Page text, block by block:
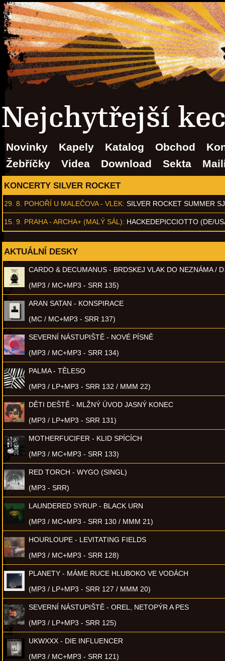
Nejchytřejší
Novinky Kapely Katalog Obchod
Žebříčky
Videa Download Sekta
KONCERTY SILVER ROCKET
29. 8. POHOŘÍ U MALEČOVA - VLEK: SILVER ROCKET SUMMER
15. 9. PRAHA - ARCHA+ (MALÝ SÁL): HACKEDEPICCIOTTO (DE/
AKTUÁLNÍ DESKY
CARDO & DECUMANUS - BRDSKEJ VLAK DO NEZNÁMA /
(MP3 / MC+MP3 - SRR 135)
ARAN SATAN - KONSPIRACE
(MC / MC+MP3 - SRR 137)
SEVERNÍ NÁSTUPIŠTĚ - NOVÉ PÍSNĚ
(MP3 / MC+MP3 - SRR 134)
PALMA - TĚLESO
(MP3 / LP+MP3 - SRR 132 / MMM 22)
DĚTI DEŠTĚ - MLŽNÝ ÚVOD JASNÝ KONEC
(MP3 / LP+MP3 - SRR 131)
MOTHERFUCIFER - KLID SPÍCÍCH
(MP3 / MC+MP3 - SRR 133)
RED TORCH - WYGO (SINGL)
(MP3 - SRR)
LAUNDERED SYRUP - BLACK URN
(MP3 / MC+MP3 - SRR 130 / MMM 21)
HOURLOUPE - LEVITATING FIELDS
(MP3 / MC+MP3 - SRR 128)
PLANETY - MÁME RUCE HLUBOKO VE VODÁCH
(MP3 / LP+MP3 - SRR 127 / MMM 20)
SEVERNÍ NÁSTUPIŠTĚ - OREL, NETOPÝR A PES
(MP3 / LP+MP3 - SRR 125)
UKWXXX - DIE INFLUENCER
(MP3 / MC+MP3 - SRR 121)